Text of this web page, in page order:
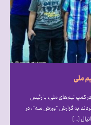
ملی
کمپ تیم‌های ملی، با رئیس
گزارش “ورزش سه”، در
[…]